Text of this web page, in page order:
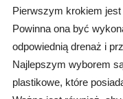
Pierwszym krokiem
Powinna ona być
odpowiednią drenaż i
Najlepszym wyborem
plastikowe, które